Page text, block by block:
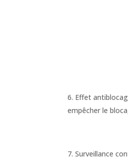
Effet
empêcher le
Surveillance